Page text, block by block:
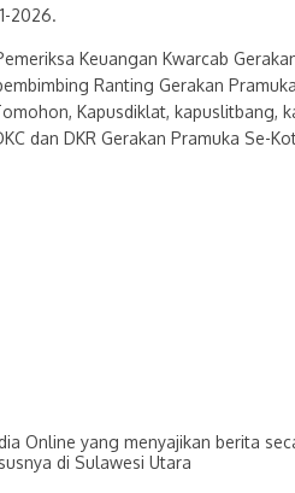
2026.
Keuangan Kwarcab
Ranting Gerakan
Kapusdiklat, kapuslitbang,
dan DKR Gerakan Pramuka Se-
Online yang menyajikan berita
di Sulawesi Utara